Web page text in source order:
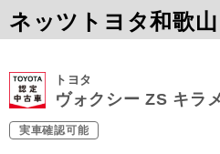
ネッツトヨタ和歌山
トヨタ
ヴォクシー ZS キラ
実車確認可能